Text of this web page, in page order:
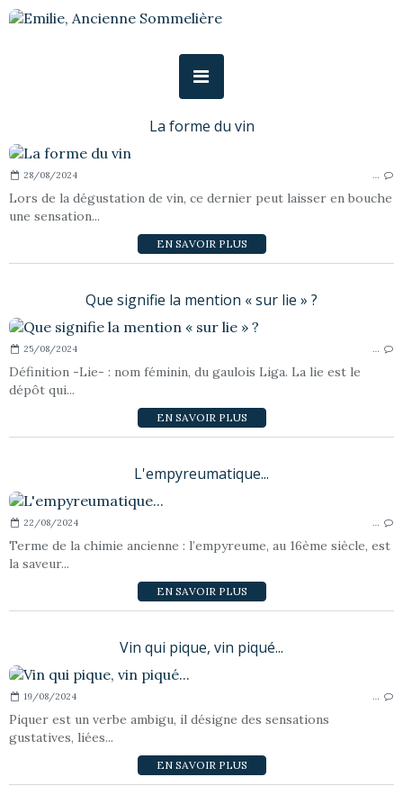
La forme du vin
28/08/2024 …
Lors de la dégustation de vin, ce dernier peut laisser en bouche
une sensation...
EN SAVOIR PLUS
Que signifie la mention « sur lie » ?
25/08/2024 …
Définition -Lie- : nom féminin, du gaulois Liga. La lie est le
dépôt qui...
EN SAVOIR PLUS
L'empyreumatique...
22/08/2024 …
Terme de la chimie ancienne : l’empyreume, au 16ème siècle, est
la saveur...
EN SAVOIR PLUS
Vin qui pique, vin piqué...
19/08/2024 …
Piquer est un verbe ambigu, il désigne des sensations
gustatives, liées...
EN SAVOIR PLUS